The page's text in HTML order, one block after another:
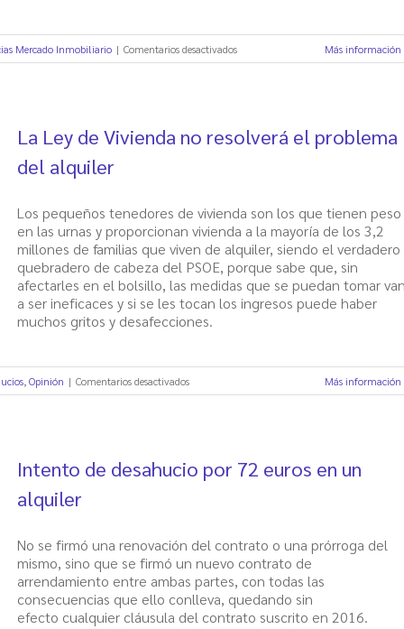
Mercado Inmobiliario | Comentarios desactivadosen
Descienden
total
Más información
La Ley de Vivienda no resolverá el problema
del alquiler
Los pequeños tenedores de vivienda son los que tienen peso
en las urnas y proporcionan vivienda a la mayoría de los 3,2
millones de familias que viven de alquiler, siendo el verdadero
quebradero de cabeza del PSOE, porque sabe que, sin
afectarles en el bolsillo, las medidas que se puedan tomar
a ser ineficaces y si se les tocan los ingresos puede haber
muchos gritos y desafecciones.
,Opinión | Comentarios desactivadosen
La
no
del
alquiler
Más información
Intento de desahucio por 72 euros en un
alquiler
No se firmó una renovación del contrato o una prórroga del
mismo, sino que se firmó un nuevo contrato de
arrendamiento entre ambas partes, con todas las
consecuencias que ello conlleva, quedando sin
efecto cualquier cláusula del contrato suscrito en 2016.